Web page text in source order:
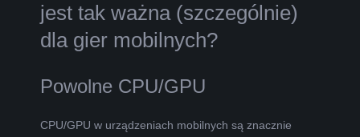
jest tak ważna (szczególnie)
dla gier mobilnych?
Powolne CPU/GPU
CPU/GPU w urządzeniach mobilnych są znacznie